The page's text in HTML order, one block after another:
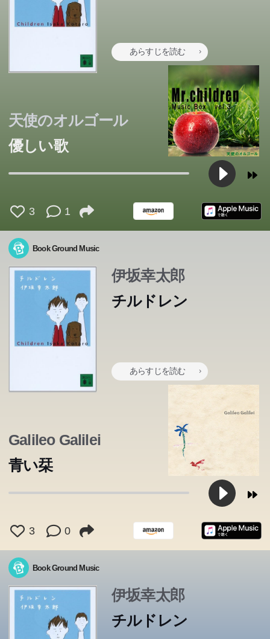
あらすじを読む
天使のオルゴール
優しい歌
3 1
Book Ground Music
伊坂幸太郎
チルドレン
あらすじを読む
Galileo Galilei
青い栞
3 0
Book Ground Music
伊坂幸太郎
チルドレン